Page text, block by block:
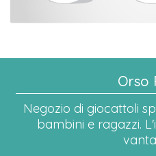
Orso
Negozio di giocattoli
bambini e ragazzi.